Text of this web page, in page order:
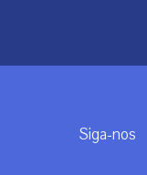
Siga-nos